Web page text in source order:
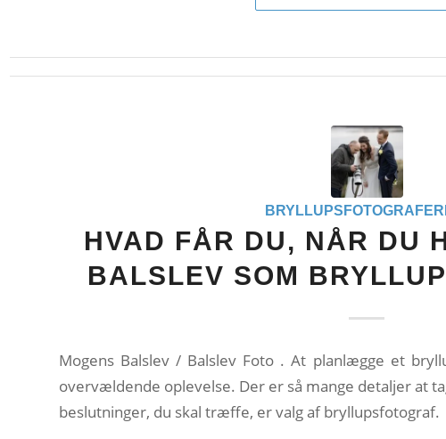
HVAD FÅR DU, NÅR DU
BALSLEV SOM
Mogens Balslev / Balslev Foto . At planlægge et
overvældende oplevelse. Der er så mange detaljer at
beslutninger, du skal træffe, er valg af bryllupsfotograf.